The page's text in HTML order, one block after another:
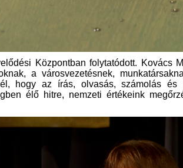
Központban folytatódott. Kovács
a városvezetésnek,
hogy az írás, olvasás, számolás
élő hitre, nemzeti értékeink